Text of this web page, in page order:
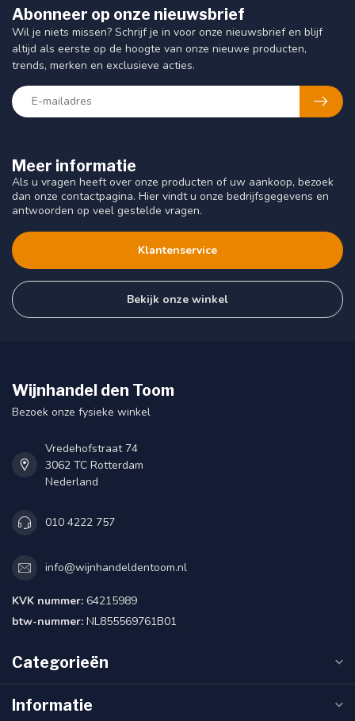
Meer informatie
Als u vragen heeft over onze producten of uw aankoop, bezoek
dan onze contactpagina. Hier vindt u onze bedrijfsgegevens en
antwoorden op veel gestelde vragen.
Klantenservice
Bekijk onze winkel
Abonneer op onze nieuwsbrief
Wil je niets missen? Schrijf je in voor onze nieuwsbrief en blijf
altijd als eerste op de hoogte van onze nieuwe producten,
trends, merken en exclusieve acties.
Wijnhandel den Toom
Bezoek onze fysieke winkel
Vredehofstraat 74
3062 TC Rotterdam
Nederland
010 4222 757
info@wijnhandeldentoom.nl
KVK nummer: 64215989
btw-nummer: NL855569761B01
Categorieën
Informatie